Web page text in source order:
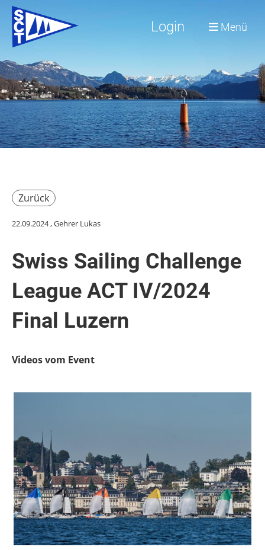
Login Menü
Zurück
22.09.2024, Gehrer Lukas
Swiss Sailing Challenge
League ACT IV/2024
Final Luzern
Videos vom Event